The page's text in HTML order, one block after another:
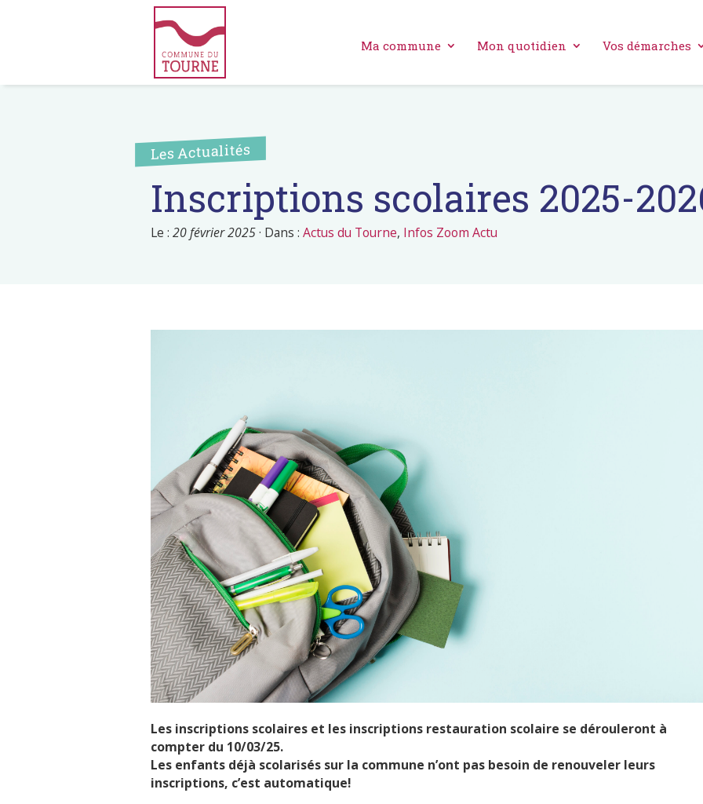
Ma commune Mon quotidien Vos démarches
Les Actualités
Inscriptions scolaires 2025-
Le : 20 février 2025· Dans : Actus du Tourne, Infos Zoom Actu
Les inscriptions scolaires et les inscriptions restauration scolaire se dérouleront à
compter du 10/03/25.
Les enfants déjà scolarisés sur la commune n’ont pas besoin de renouveler leurs
inscriptions, c’est automatique!